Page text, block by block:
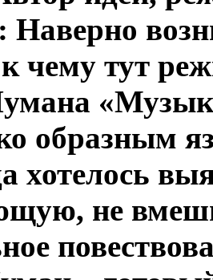
Наверно
чему тут
образным
хотелось
не